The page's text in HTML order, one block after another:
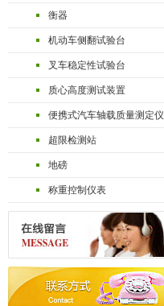
衡器
机动车侧翻试验台
叉车稳定性试验台
质心高度测试装置
便携式汽车轴载质量测定仪
超限检测站
地磅
称重控制仪表